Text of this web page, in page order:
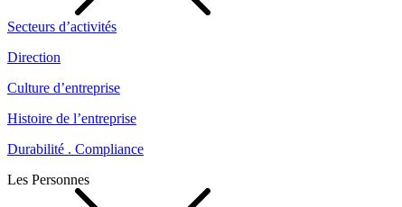
Secteurs d’activités
Direction
Culture d’entreprise
Histoire de l’entreprise
Durabilité . Compliance
Les Personnes